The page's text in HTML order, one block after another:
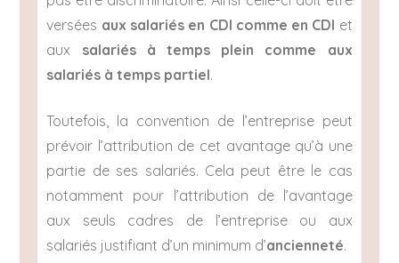
versées aux salariés en CDI comme en CDI et
aux salariés à temps plein comme aux
salariés à temps partiel.
Toutefois, la convention de l’entreprise peut
prévoir l’attribution de cet avantage qu’à une
partie de ses salariés. Cela peut être le cas
notamment pour l’attribution de l’avantage
aux seuls cadres de l’entreprise ou aux
salariés justifiant d’un minimum d’ancienneté.